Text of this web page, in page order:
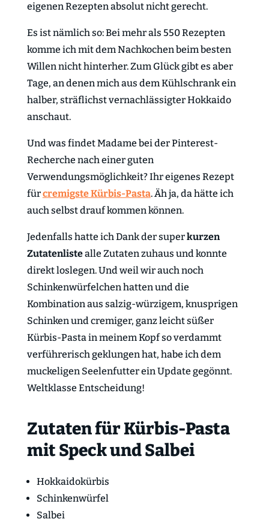
eigenen Rezepten absolut nicht gerecht.
Es ist nämlich so: Bei mehr als 550 Rezepten
komme ich mit dem Nachkochen beim besten
Willen nicht hinterher. Zum Glück gibt es aber
Tage, an denen mich aus dem Kühlschrank ein
halber, sträflichst vernachlässigter Hokkaido
anschaut.
Und was findet Madame bei der Pinterest-
Recherche nach einer guten
Verwendungsmöglichkeit? Ihr eigenes Rezept
fürcremigste Kürbis-Pasta. Äh ja, da hätte ich
auch selbst drauf kommen können.
Jedenfalls hatte ich Dank der superkurzen
Zutatenlistealle Zutaten zuhaus und konnte
direkt loslegen. Und weil wir auch noch
Schinkenwürfelchen hatten und die
Kombination aus salzig-würzigem, knusprigen
Schinken und cremiger, ganz leicht süßer
Kürbis-Pasta in meinem Kopf so verdammt
verführerisch geklungen hat, habe ich dem
muckeligen Seelenfutter ein Update gegönnt.
Weltklasse Entscheidung!
Zutaten für Kürbis-Pasta
mit Speck und Salbei
Hokkaidokürbis
Schinkenwürfel
Salbei